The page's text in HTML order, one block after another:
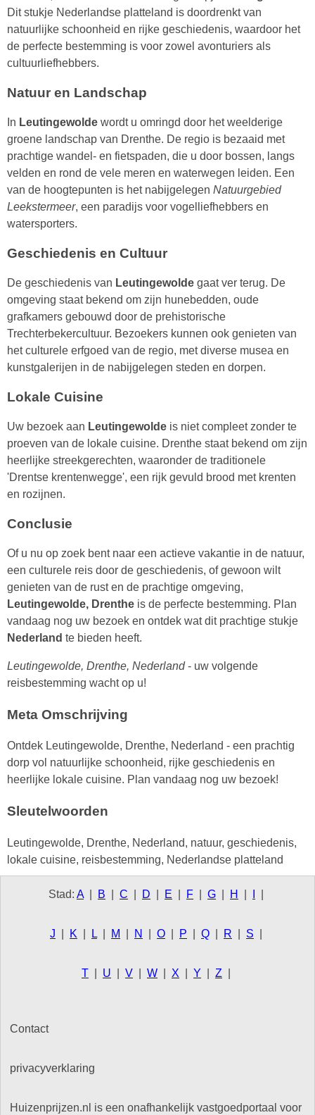
Dit stukje Nederlandse platteland is doordrenkt van
natuurlijke schoonheid en rijke geschiedenis, waardoor het
de perfecte bestemming is voor zowel avonturiers als
cultuurliefhebbers.
Natuur en Landschap
In Leutingewolde wordt u omringd door het weelderige
groene landschap van Drenthe. De regio is bezaaid met
prachtige wandel- en fietspaden, die u door bossen, langs
velden en rond de vele meren en waterwegen leiden. Een
van de hoogtepunten is het nabijgelegen Natuurgebied
Leekstermeer, een paradijs voor vogelliefhebbers en
watersporters.
Geschiedenis en Cultuur
De geschiedenis van Leutingewolde gaat ver terug. De
omgeving staat bekend om zijn hunebedden, oude
grafkamers gebouwd door de prehistorische
Trechterbekercultuur. Bezoekers kunnen ook genieten van
het culturele erfgoed van de regio, met diverse musea en
kunstgalerijen in de nabijgelegen steden en dorpen.
Lokale Cuisine
Uw bezoek aan Leutingewolde is niet compleet zonder te
proeven van de lokale cuisine. Drenthe staat bekend om zijn
heerlijke streekgerechten, waaronder de traditionele
'Drentse krentenwegge', een rijk gevuld brood met krenten
en rozijnen.
Conclusie
Of u nu op zoek bent naar een actieve vakantie in de natuur,
een culturele reis door de geschiedenis, of gewoon wilt
genieten van de rust en de prachtige omgeving,
Leutingewolde, Drenthe is de perfecte bestemming. Plan
vandaag nog uw bezoek en ontdek wat dit prachtige stukje
Nederland te bieden heeft.
Leutingewolde, Drenthe, Nederland- uw volgende
reisbestemming wacht op u!
Meta Omschrijving
Ontdek Leutingewolde, Drenthe, Nederland - een prachtig
dorp vol natuurlijke schoonheid, rijke geschiedenis en
heerlijke lokale cuisine. Plan vandaag nog uw bezoek!
Sleutelwoorden
Leutingewolde, Drenthe, Nederland, natuur, geschiedenis,
lokale cuisine, reisbestemming, Nederlandse platteland
Stad: A B C D E F G H
J K L M N O P Q R S
T U V W X Y Z
Contact
privacyverklaring
Huizenprijzen.nl is een onafhankelijk vastgoedportaal voor